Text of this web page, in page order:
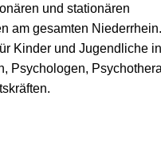
und stationären
am gesamten
Kinder und Jugendliche in
Psychologen,